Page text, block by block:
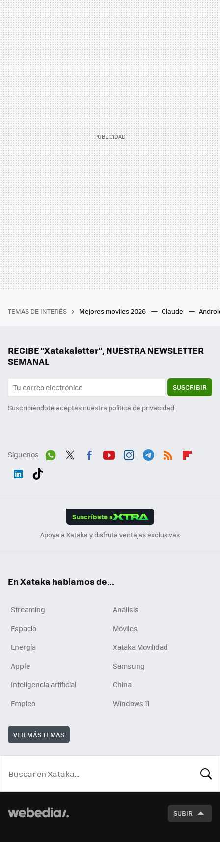
TEMAS DE INTERÉS Mejores moviles 2026 Claude
RECIBE "Xatakaletter", NUESTRA NEWSLETTER
SEMANAL
SUSCRIBIR
Suscribiéndote aceptas nuestra política de privacidad
Síguenos
Suscríbete a
Apoya a Xataka y disfruta ventajas exclusivas
En Xataka hablamos de...
Streaming
Análisis
Espacio
Móviles
Energía
Xataka Movilidad
Apple
Samsung
Inteligencia artificial
China
Empleo
Windows 11
VER MÁS TEMAS
SUBIR